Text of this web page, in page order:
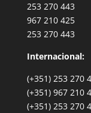
253 270 443
967 210 425
253 270 443
Internacional:
(+351) 253 270
(+351) 967 210
(+351) 253 270